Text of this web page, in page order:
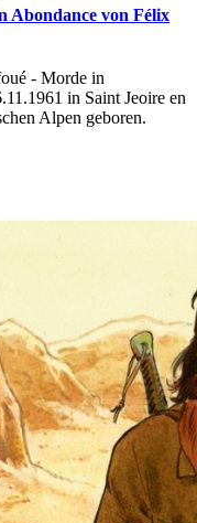
Abondance von Félix
- Morde in
in Saint Jeoire en
Alpen geboren.